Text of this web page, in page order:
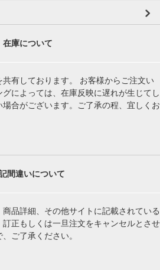
在庫について
有しております。 お客様からご注文い
によっては、在庫反映に遅れが生じてし
合がございます。ご了承の程、宜しくお
間違いについて
品詳細、その他サイトに記載されている
正もしくは一旦注文をキャンセルとさせ
ご了承ください。